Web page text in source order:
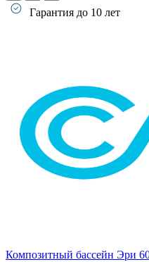
Гарантия до 10 лет
Композитный бассейн Эри